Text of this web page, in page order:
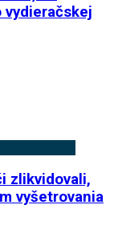
vydieračskej
zlikvidovali,
vyšetrovania